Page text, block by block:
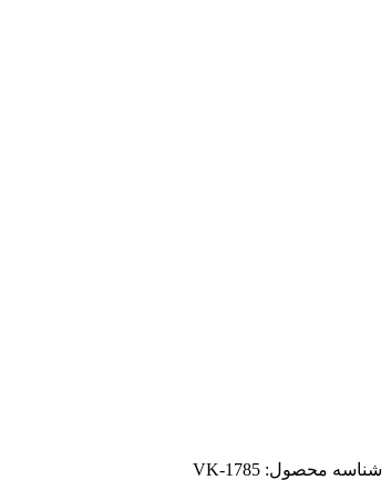
شناسه محصول: VK-1785